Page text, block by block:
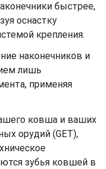
быстрее,
оснастку
крепления.
наконечников и
лишь
применяя
ковша и ваших
орудий (GET),
зубья ковшей в